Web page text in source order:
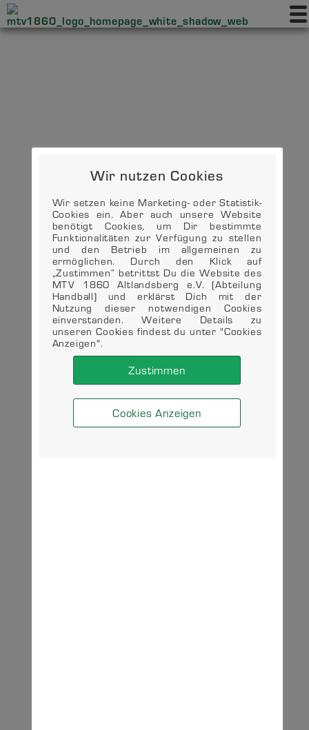
Wir nutzen Cookies
Wir setzen keine Marketing- oder Statistik-
Cookies ein. Aber auch unsere Website
benötigt Cookies, um Dir bestimmte
Funktionalitäten zur Verfügung zu stellen
und den Betrieb im allgemeinen zu
ermöglichen. Durch den Klick auf
„Zustimmen“ betrittst Du die Website des
MTV 1860 Altlandsberg e.V. (Abteilung
Handball) und erklärst Dich mit der
Nutzung dieser notwendigen Cookies
einverstanden. Weitere Details zu
unseren Cookies findest du unter "Cookies
Anzeigen".
Cookies Anzeigen
Zustimmen